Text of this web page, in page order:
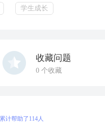
学生成长
收藏问题
0个收藏
累计帮助了114人